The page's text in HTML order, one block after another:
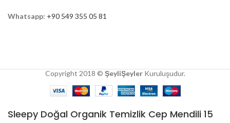
Whatsapp: +90 549 355 05 81
Copyright 2018 © ŞeyliŞeylerKuruluşudur.
Sleepy Doğal Organik Temizlik Cep Mendili 15